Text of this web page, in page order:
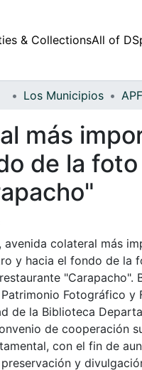
& CollectionsAll of
Los Municipios
más
de la
avenida colateral más
y hacia el fondo de la
"Carapacho".
Fotográfico y
de la Biblioteca
de cooperación
con el fin de
y